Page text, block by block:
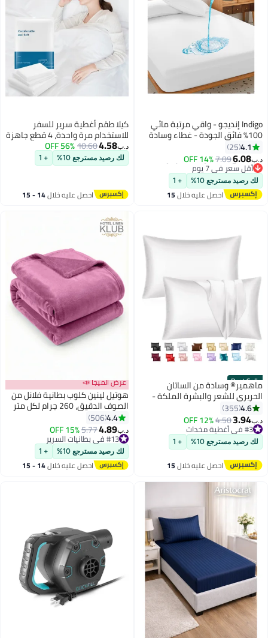
Indigo إنديجو - واقي مرتبة مائي
100% فائق الجودة - غطاء وسادة
قابل للتنفس ومضاد للحساسية
وناعم للغاية
4.1
25
د.ب‏6.08
7.09
14% OFF
#6 في أغطية وقاية الفراش
أقل سعر في 7 يوم
#6 في أغطية وقاية الفراش
لك رصيد مسترجع 10% + 1
احصل عليه خلال15
كيلا طقم أغطية سرير للسفر
للاستخدام مرة واحدة، 4 قطع جاهزة
للاستخدام للاستخدام مرة واحدة،
أغطية سرير محمولة للاستخدام مرة
واحدة للسفر، أغطية سرير
سفر للفنادق، رحلات عمل
د.ب‏4.58
10.60
56% OFF
لك رصيد مسترجع 10% + 1
احصل عليه خلال 14 - 15
Best Seller
9
ماهمير® وسادة من الساتان
الحريري للشعر والبشرة الملكة -
حافظات وسادة من الساتان
قطع أبيض)
4.6
355
د.ب‏3.94
4.50
12% OFF #3 في أغطية مخدات
أقل سعر في 30 يوم
تم بيع +100 مؤخرًا
#3 في أغطية مخدات
لك رصيد مسترجع 10% + 1
احصل عليه خلال15
عرض الميجا 📣
هوتيل لينين كلوب بطانية فلانل من
الصوف الدقيق، 260 جرام لكل متر
مربع، ناعمة ومريحة للغاية، مقاس
150 × 200 سم، وردية اللون
4.4
506
د.ب‏4.89
5.77
15% OFF
#13 في بطانيات السرير
#13 في بطانيات السرير
لك رصيد مسترجع 10% + 1
احصل عليه خلال 14 - 15